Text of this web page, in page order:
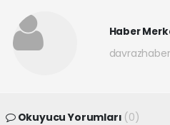
Haber
Okuyucu Yorumları (0)